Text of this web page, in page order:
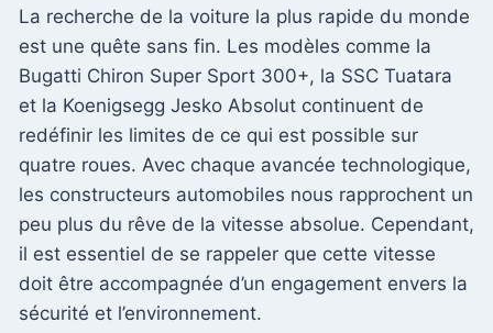
La recherche de la voiture la plus rapide du monde
est une quête sans fin. Les modèles comme la
Bugatti Chiron Super Sport 300+, la SSC Tuatara
et la Koenigsegg Jesko Absolut continuent de
redéfinir les limites de ce qui est possible sur
quatre roues. Avec chaque avancée technologique,
les constructeurs automobiles nous rapprochent un
peu plus du rêve de la vitesse absolue. Cependant,
il est essentiel de se rappeler que cette vitesse
doit être accompagnée d’un engagement envers la
sécurité et l’environnement.